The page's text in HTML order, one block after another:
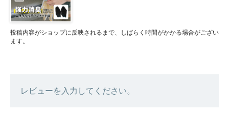
投稿内容がショップに反映されるまで、しばらく時間がかかる場合がござい
ます。
レビューを入力してください。